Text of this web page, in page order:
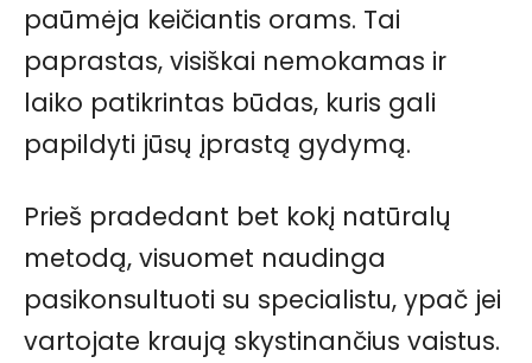
paūmėja keičiantis orams. Tai
paprastas, visiškai nemokamas ir
laiko patikrintas būdas, kuris gali
papildyti jūsų įprastą gydymą.
Prieš pradedant bet kokį natūralų
metodą, visuomet naudinga
pasikonsultuoti su specialistu, ypač jei
vartojate kraują skystinančius vaistus.